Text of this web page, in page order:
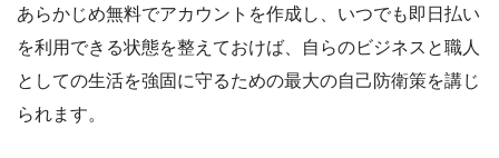
あらかじめ無料でアカウントを作成し、いつでも即日払い
を利用できる状態を整えておけば、自らのビジネスと職人
としての生活を強固に守るための最大の自己防衛策を講じ
られます。